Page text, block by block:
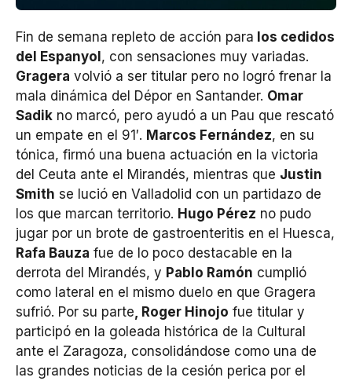
Fin de semana repleto de acción para los cedidos
del Espanyol, con sensaciones muy variadas.
Gragera volvió a ser titular pero no logró frenar la
mala dinámica del Dépor en Santander. Omar
Sadik no marcó, pero ayudó a un Pau que rescató
un empate en el 91′. Marcos Fernández, en su
tónica, firmó una buena actuación en la victoria
del Ceuta ante el Mirandés, mientras que Justin
Smith se lució en Valladolid con un partidazo de
los que marcan territorio. Hugo Pérez no pudo
jugar por un brote de gastroenteritis en el Huesca,
Rafa Bauza fue de lo poco destacable en la
derrota del Mirandés, y Pablo Ramón cumplió
como lateral en el mismo duelo en que Gragera
sufrió. Por su parte , Roger Hinojo fue titular y
participó en la goleada histórica de la Cultural
ante el Zaragoza, consolidándose como una de
las grandes noticias de la cesión perica por el